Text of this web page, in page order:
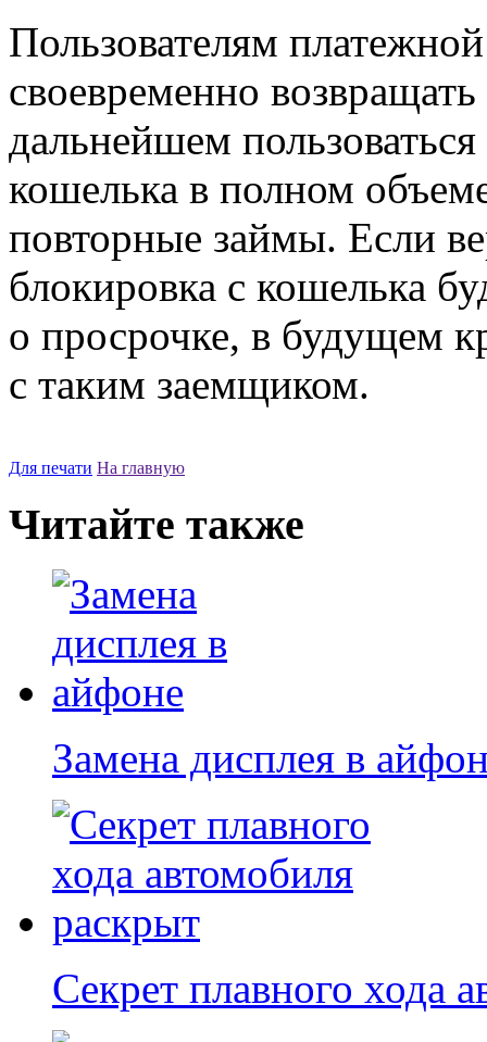
Пользователям
своевременно
дальнейшем
кошелька в полном
повторные займы. Если
блокировка с кошелька
о просрочке, в будущем
с таким заемщиком.
Для печати На главную
Читайте также
Замена дисплея в
Секрет плавного хода